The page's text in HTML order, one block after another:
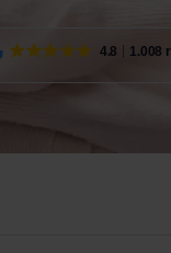
4.8 1.008